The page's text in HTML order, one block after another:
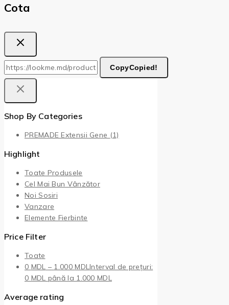
Cota
CopyCopied!
Shop By Categories
PREMADE Extensii Gene (1)
Highlight
Toate Produsele
Cel Mai Bun Vânzător
Noi Sosiri
Vanzare
Elemente Fierbinte
Price Filter
Toate
0 MDL – 1.000MDLInterval de prețuri:
0 MDL până la 1.000 MDL
Average rating